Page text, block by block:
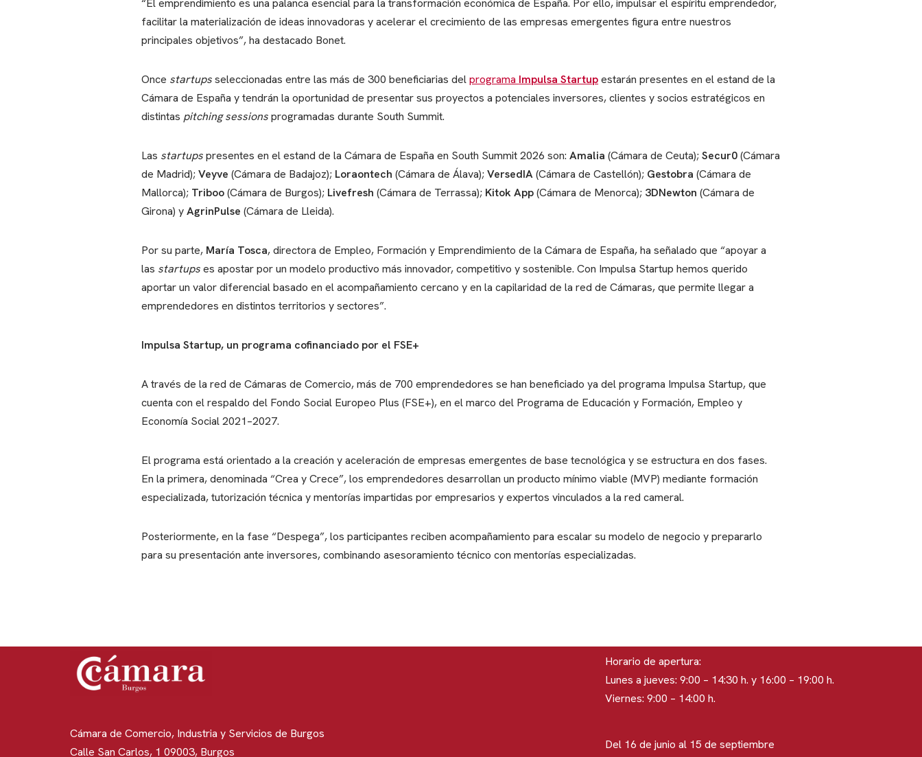
“El emprendimiento es una palanca esencial para la transformación económica de España. Por ello, impulsar el espíritu emprendedor,
facilitar la materialización de ideas innovadoras y acelerar el crecimiento de las empresas emergentes figura entre nuestros
principales objetivos”, ha destacado Bonet.
Once startupsseleccionadas entre las más de 300 beneficiarias delprograma Impulsa Startupestarán presentes en el estand de la
Cámara de España y tendrán la oportunidad de presentar sus proyectos a potenciales inversores, clientes y socios estratégicos en
distintas pitching sessionsprogramadas durante South Summit.
Las startupspresentes en el estand de la Cámara de España en South Summit 2026 son:Amalia (Cámara de Ceuta);Secur0(Cámara
de Madrid);Veyve(Cámara de Badajoz); Loraontech (Cámara de Álava);VersedIA(Cámara de Castellón); Gestobra (Cámara de
Mallorca); Triboo(Cámara de Burgos); Livefresh (Cámara de Terrassa); Kitok App(Cámara de Menorca); 3DNewton (Cámara de
Girona) yAgrinPulse (Cámara de Lleida).
Por su parte, María Tosca, directora de Empleo, Formación y Emprendimiento de la Cámara de España, ha señalado que “apoyar a
las startupses apostar por un modelo productivo más innovador, competitivo y sostenible. Con Impulsa Startup hemos querido
aportar un valor diferencial basado en el acompañamiento cercano y en la capilaridad de la red de Cámaras, que permite llegar a
emprendedores en distintos territorios y sectores”.
Impulsa Startup, un programa cofinanciado por el FSE+
A través de la red de Cámaras de Comercio, más de 700 emprendedores se han beneficiado ya del programa Impulsa Startup, que
cuenta con el respaldo del Fondo Social Europeo Plus (FSE+), en el marco del Programa de Educación y Formación, Empleo y
Economía Social 2021–2027.
El programa está orientado a la creación y aceleración de empresas emergentes de base tecnológica y se estructura en dos fases.
En la primera, denominada “Crea y Crece”, los emprendedores desarrollan un producto mínimo viable (MVP) mediante formación
especializada, tutorización técnica y mentorías impartidas por empresarios y expertos vinculados a la red cameral.
Posteriormente, en la fase “Despega”, los participantes reciben acompañamiento para escalar su modelo de negocio y prepararlo
para su presentación ante inversores, combinando asesoramiento técnico con mentorías especializadas.
Cámara de Comercio, Industria y Servicios de Burgos
Calle San Carlos, 1 09003, Burgos
Horario de apertura:
Lunes a jueves: 9:00 – 14:30 h. y 16:00 – 19:00 h.
Viernes: 9:00 – 14:00 h.
Del 16 de junio al 15 de septiembre